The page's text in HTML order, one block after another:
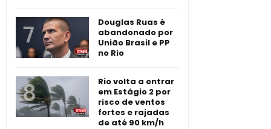
Douglas Ruas é
abandonado por
União Brasil e PP
no Rio
Rio volta a entrar
em Estágio 2 por
risco de ventos
fortes e rajadas
de até 90 km/h